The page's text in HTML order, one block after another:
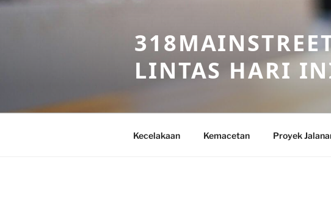
Skip
LINTAS HARI
Kecelakaan Kemacetan Proyek